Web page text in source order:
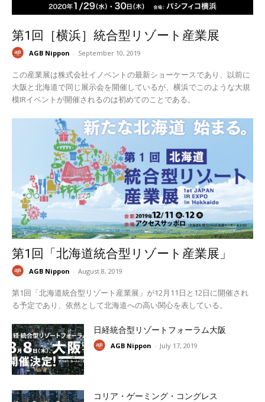
第1回［横浜］統合型リゾート産業展
AGB Nippon - September 10, 2019
この産業展は株式会社イノベントの最新ショーケースであり、以前に
大阪と北海道で同じ展示会を開催しているが、横浜でこのような大規
模IRイベントが開催されるのは初めてのことである。
第1回「北海道統合型リゾート産業展」
AGB Nippon - August 8, 2019
第1回「北海道統合型リゾート産業展」が12月11日と12日に開催され
る予定であり、依然として北海道への高い関心を表している。
日経統合型リゾートフォーラム大阪
AGB Nippon - July 17, 2019
コリア・ゲーミング・コングレス